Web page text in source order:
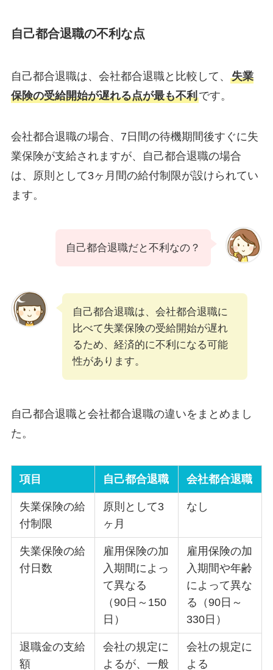
自己都合退職の不利な点
自己都合退職は、会社都合退職と比較して、 失業
保険の受給開始が遅れる点が最も不利です。
会社都合退職の場合、7日間の待機期間後すぐに失
業保険が支給されますが、自己都合退職の場合
は、原則として3ヶ月間の給付制限が設けられてい
ます。
自己都合退職だと不利なの？
自己都合退職は、会社都合退職に
比べて失業保険の受給開始が遅れ
るため、経済的に不利になる可能
性があります。
自己都合退職と会社都合退職の違いをまとめまし
た。
項目 自己都合退職 会社都合退職
失業保険の給
付制限
原則として3
ヶ月
なし
失業保険の給
付日数
雇用保険の加
入期間によっ
て異なる
（90日～150
日）
雇用保険の加
入期間や年齢
によって異な
る（90日～
330日）
退職金の支給
額
会社の規定に
よるが、一般
会社の規定に
よる